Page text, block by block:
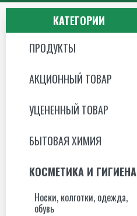
КАТЕГОРИИ
ПРОДУКТЫ
АКЦИОННЫЙ ТОВАР
УЦЕНЕННЫЙ ТОВАР
БЫТОВАЯ ХИМИЯ
КОСМЕТИКА И ГИГИЕНА
Носки, колготки, одежда,
обувь